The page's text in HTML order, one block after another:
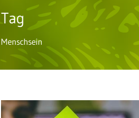
Tag
Menschsein